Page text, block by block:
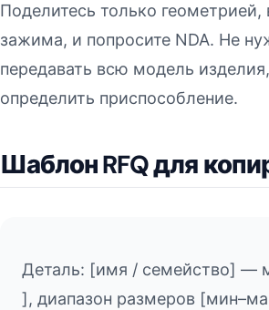
Поделитесь только
зажима, и попросите NDA. Не
передавать всю модель
определить приспособление.
Шаблон RFQ для
Деталь: [имя / семейство] —
], диапазон размеров